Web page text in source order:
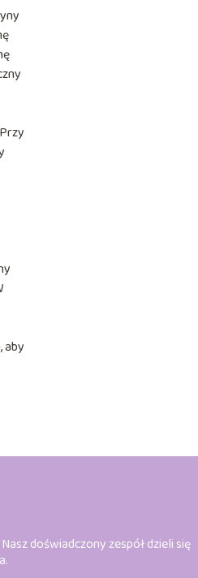
aby
doświadczony zespół dzieli się